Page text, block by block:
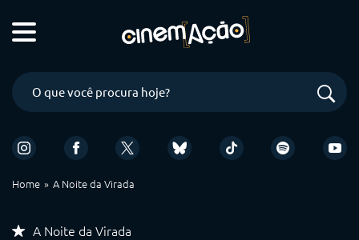
Home A Noite da Virada
A Noite da Virada